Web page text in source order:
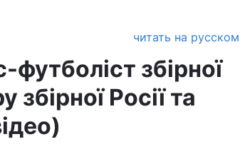
читать на русском
збірної
Росії та